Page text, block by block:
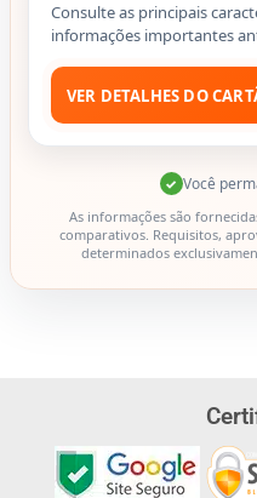
Consulte as principais
informações importantes
VER DETALHES DO
✓ Você
As informações são
comparativos. Requisitos,
determinados